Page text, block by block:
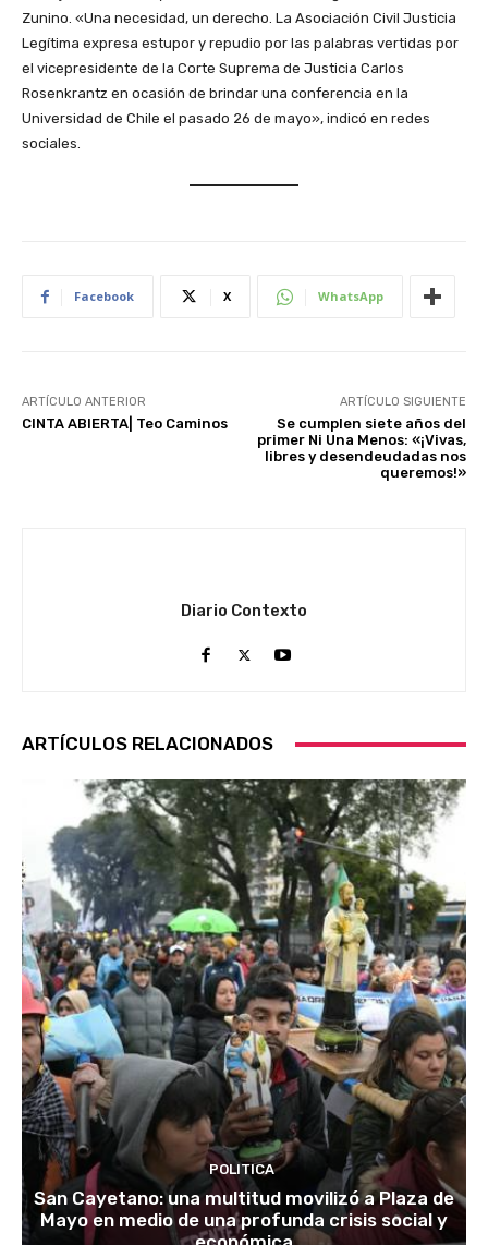
Zunino. «Una necesidad, un derecho. La Asociación Civil Justicia
Legítima expresa estupor y repudio por las palabras vertidas por
el vicepresidente de la Corte Suprema de Justicia Carlos
Rosenkrantz en ocasión de brindar una conferencia en la
Universidad de Chile el pasado 26 de mayo», indicó en redes
sociales.
Facebook X WhatsApp
ARTÍCULO ANTERIOR
CINTA ABIERTA| Teo Caminos
ARTÍCULO SIGUIENTE
Se cumplen siete años del
primer Ni Una Menos: «¡Vivas,
libres y desendeudadas nos
queremos!»
Diario Contexto
ARTÍCULOS RELACIONADOS
POLITICA
San Cayetano: una multitud movilizó a Plaza de
Mayo en medio de una profunda crisis social y